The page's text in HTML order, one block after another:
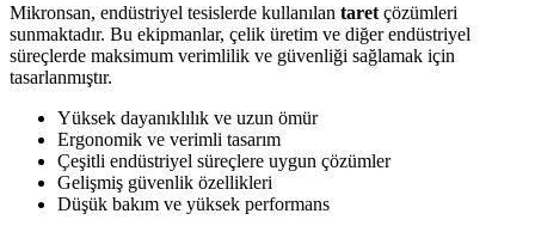
Mikronsan, endüstriyel tesislerde kullanılan taret çözümleri
sunmaktadır. Bu ekipmanlar, çelik üretim ve diğer endüstriyel
süreçlerde maksimum verimlilik ve güvenliği sağlamak için
tasarlanmıştır.
Yüksek dayanıklılık ve uzun ömür
Ergonomik ve verimli tasarım
Çeşitli endüstriyel süreçlere uygun çözümler
Gelişmiş güvenlik özellikleri
Düşük bakım ve yüksek performans